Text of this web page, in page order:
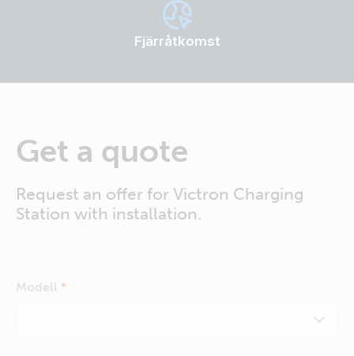
Fjärråtkomst
Get a quote
Request an offer for Victron Charging
Station with installation.
Modell